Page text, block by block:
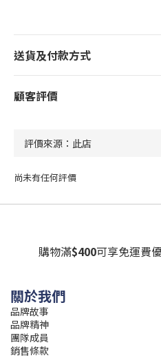
送貨及付款方式
顧客評價
尚未有任何評價
購物滿$400可享免運費
關於我們
品牌故事
品牌精神
團隊成員
銷售條款